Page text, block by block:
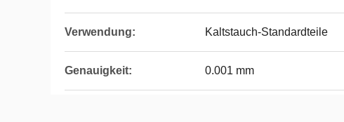
Verwendung: Kaltstauch-Standardteile
Genauigkeit: 0.001 mm